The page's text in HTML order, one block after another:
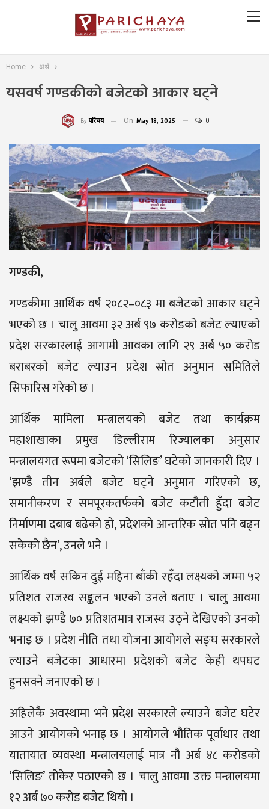
Home अर्थ
यसवर्ष गण्डकीको बजेटको आकार घट्ने
By परिचय On May 18, 2025 0
गण्डकी,
गण्डकीमा आर्थिक वर्ष २०८२–०८३ मा बजेटको आकार घट्ने
भएको छ । चालु आवमा ३२ अर्ब ९७ करोडको बजेट ल्याएको
प्रदेश सरकारलाई आगामी आवका लागि २९ अर्ब ५० करोड
बराबरको बजेट ल्याउन प्रदेश स्रोत अनुमान समितिले
सिफारिस गरेको छ ।
आर्थिक मामिला मन्त्रालयको बजेट तथा कार्यक्रम
महाशाखाका प्रमुख डिल्लीराम रिज्यालका अनुसार
मन्त्रालयगत रूपमा बजेटको ‘सिलिङ’ घटेको जानकारी दिए ।
‘झण्डै तीन अर्बले बजेट घट्ने अनुमान गरिएको छ,
समानीकरण र समपूरकतर्फको बजेट कटौती हुँदा बजेट
निर्माणमा दबाब बढेको हो, प्रदेशको आन्तरिक स्रोत पनि बढ्न
सकेको छैन’, उनले भने ।
आर्थिक वर्ष सकिन दुई महिना बाँकी रहँदा लक्ष्यको जम्मा ५२
प्रतिशत राजस्व सङ्कलन भएको उनले बताए । चालु आवमा
लक्ष्यको झण्डै ७० प्रतिशतमात्र राजस्व उठ्ने देखिएको उनको
भनाइ छ । प्रदेश नीति तथा योजना आयोगले सङ्घ सरकारले
ल्याउने बजेटका आधारमा प्रदेशको बजेट केही थपघट
हुनसक्ने जनाएको छ ।
अहिलेकै अवस्थामा भने प्रदेश सरकारले ल्याउने बजेट घटेर
आउने आयोगको भनाइ छ । आयोगले भौतिक पूर्वाधार तथा
यातायात व्यवस्था मन्त्रालयलाई मात्र नौ अर्ब ४८ करोडको
‘सिलिङ’ तोकेर पठाएको छ । चालु आवमा उक्त मन्त्रालयमा
१२ अर्ब ७० करोड बजेट थियो ।